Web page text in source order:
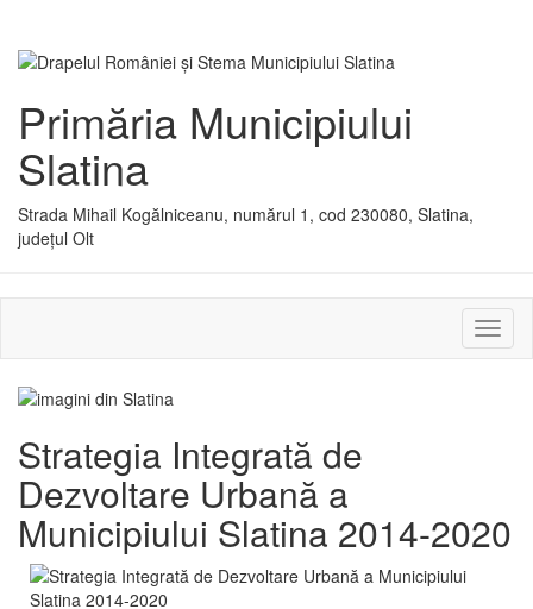
Primăria Municipiului
Slatina
Strada Mihail Kogălniceanu, numărul 1, cod 230080, Slatina,
județul Olt
sau
Strategia Integrată de
Dezvoltare Urbană a
Municipiului Slatina 2014-2020